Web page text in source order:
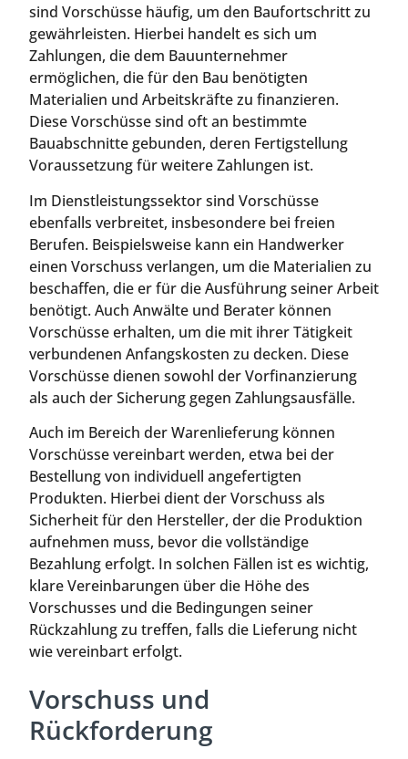
sind Vorschüsse häufig, um den Baufortschritt zu
gewährleisten. Hierbei handelt es sich um
Zahlungen, die dem Bauunternehmer
ermöglichen, die für den Bau benötigten
Materialien und Arbeitskräfte zu finanzieren.
Diese Vorschüsse sind oft an bestimmte
Bauabschnitte gebunden, deren Fertigstellung
Voraussetzung für weitere Zahlungen ist.
Im Dienstleistungssektor sind Vorschüsse
ebenfalls verbreitet, insbesondere bei freien
Berufen. Beispielsweise kann ein Handwerker
einen Vorschuss verlangen, um die Materialien zu
beschaffen, die er für die Ausführung seiner Arbeit
benötigt. Auch Anwälte und Berater können
Vorschüsse erhalten, um die mit ihrer Tätigkeit
verbundenen Anfangskosten zu decken. Diese
Vorschüsse dienen sowohl der Vorfinanzierung
als auch der Sicherung gegen Zahlungsausfälle.
Auch im Bereich der Warenlieferung können
Vorschüsse vereinbart werden, etwa bei der
Bestellung von individuell angefertigten
Produkten. Hierbei dient der Vorschuss als
Sicherheit für den Hersteller, der die Produktion
aufnehmen muss, bevor die vollständige
Bezahlung erfolgt. In solchen Fällen ist es wichtig,
klare Vereinbarungen über die Höhe des
Vorschusses und die Bedingungen seiner
Rückzahlung zu treffen, falls die Lieferung nicht
wie vereinbart erfolgt.
Vorschuss und
Rückforderung